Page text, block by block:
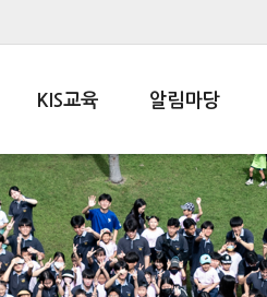
KIS교육
교육목표
교육과정
학사일정
일과시간표
알림마당
공지사항
가정통신문
납부금 안내
주간학습안내